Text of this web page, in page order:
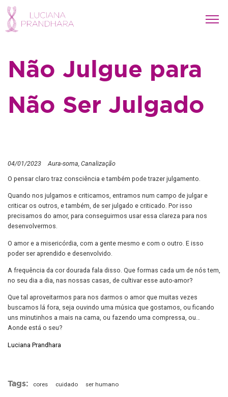
Não Julgue para
Não Ser Julgado
04/01/2023 Aura-soma Canalização
O pensar claro traz consciência e também pode trazer julgamento.
Quando nos julgamos e criticamos, entramos num campo de julgar e
criticar os outros, e também, de ser julgado e criticado. Por isso
precisamos do amor, para conseguirmos usar essa clareza para nos
desenvolvermos.
O amor e a misericórdia, com a gente mesmo e com o outro. E isso
poder ser aprendido e desenvolvido.
A frequência da cor dourada fala disso. Que formas cada um de nós tem,
no seu dia a dia, nas nossas casas, de cultivar esse auto-amor?
Que tal aproveitarmos para nos darmos o amor que muitas vezes
buscamos lá fora, seja ouvindo uma música que gostamos, ou ficando
uns minutinhos a mais na cama, ou fazendo uma compressa, ou…
Aonde está o seu?
Luciana Prandhara
Tags: cores cuidado ser humano